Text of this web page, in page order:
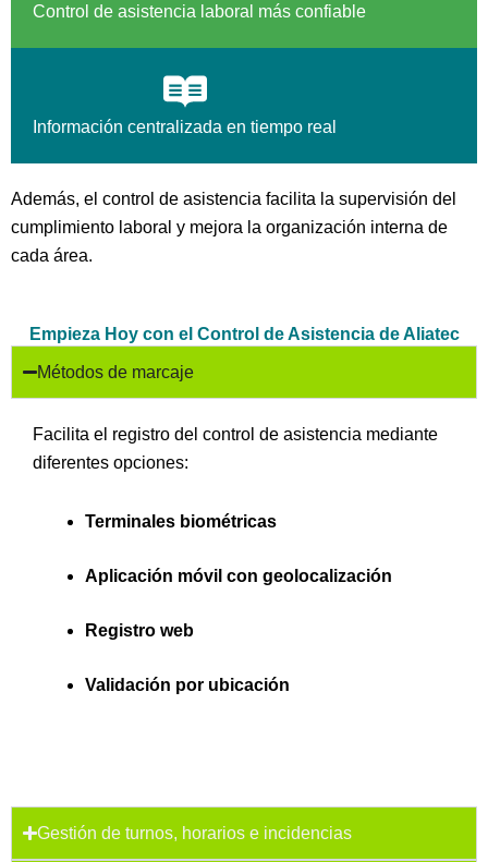
Control de asistencia laboral más confiable
Información centralizada en tiempo real
Además, el control de asistencia facilita la supervisión del
cumplimiento laboral y mejora la organización interna de
cada área.
Empieza Hoy con el Control de Asistencia de Aliatec
Métodos de marcaje
Facilita el registro del control de asistencia mediante
diferentes opciones:
Terminales biométricas
Aplicación móvil con geolocalización
Registro web
Validación por ubicación
Gestión de turnos, horarios e incidencias